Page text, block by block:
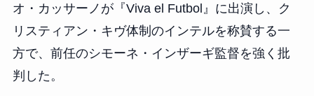
オ・カッサーノが『Viva el Futbol』に出演し、ク
リスティアン・キヴ体制のインテルを称賛する一
方で、前任のシモーネ・インザーギ監督を強く批
判した。